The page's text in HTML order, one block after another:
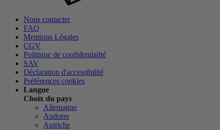
Nous contacter
FAQ
Mentions Légales
CGV
Politique de confidentialité
SAV
Déclaration d'accessibilité
Préférences cookies
Langue
Choix du pays
Allemagne
Andorre
Autriche